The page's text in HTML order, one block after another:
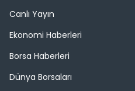
Canlı Yayın
Ekonomi Haberleri
Borsa Haberleri
Dünya Borsaları